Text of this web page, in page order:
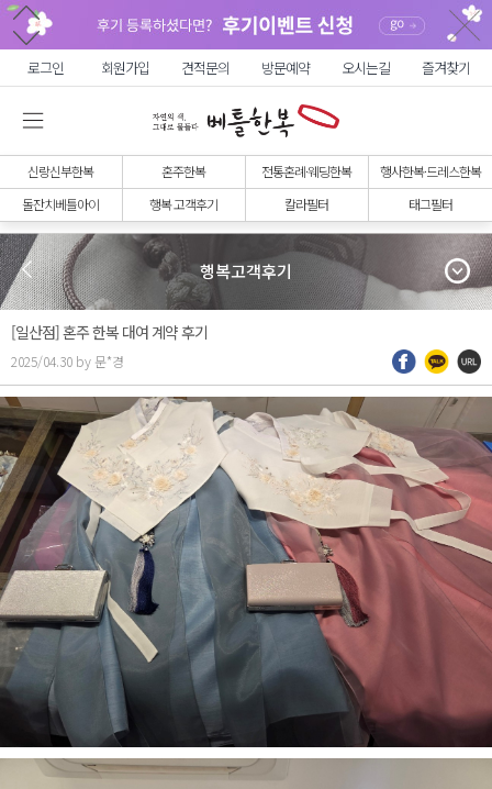
로그인 회원가입 견적문의 방문예약 오시는길 즐겨찾기
신랑신부한복 혼주한복 전통혼례·웨딩한복
행사한복·드레스한복
돌잔치베틀아이
행복 고객후기 칼라필터 태그필터
행복고객후기
[일산점] 혼주 한복 대여 계약 후기
2025/04.30 by 문*경